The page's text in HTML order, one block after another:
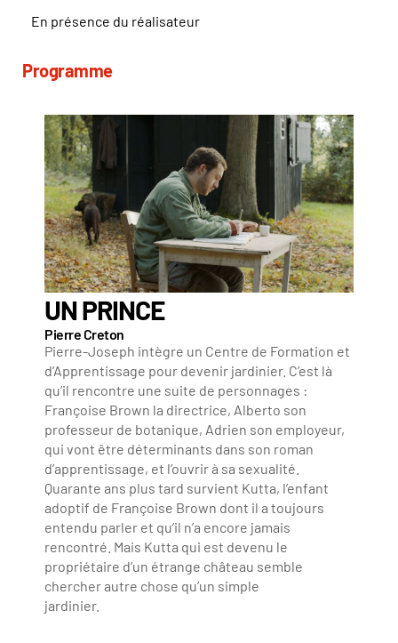
En présence du réalisateur
Programme
UN PRINCE
Pierre Creton
Pierre-Joseph intègre un Centre de Formation et
d’Apprentissage pour devenir jardinier. C’est là
qu’il rencontre une suite de personnages :
Françoise Brown la directrice, Alberto son
professeur de botanique, Adrien son employeur,
qui vont être déterminants dans son roman
d’apprentissage, et l’ouvrir à sa sexualité.
Quarante ans plus tard survient Kutta, l’enfant
adoptif de Françoise Brown dont il a toujours
entendu parler et qu’il n’a encore jamais
rencontré. Mais Kutta qui est devenu le
propriétaire d’un étrange château semble
chercher autre chose qu’un simple
jardinier.